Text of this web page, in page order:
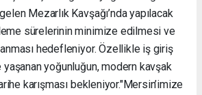
Mezarlık Kavşağı’nda yapılacak
sürelerinin minimize edilmesi ve
hedefleniyor. Özellikle iş giriş
yaşanan yoğunluğun, modern kavşak
karışması bekleniyor. ​"Mersin’imize